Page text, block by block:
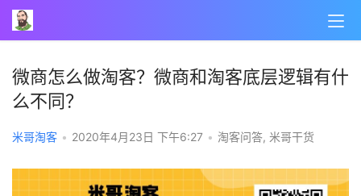
微商怎么做淘客？微商和淘客底层逻辑有什
么不同？
米哥淘客 • 2020年4月23日 下午6:27 • 淘客问答, 米哥干货